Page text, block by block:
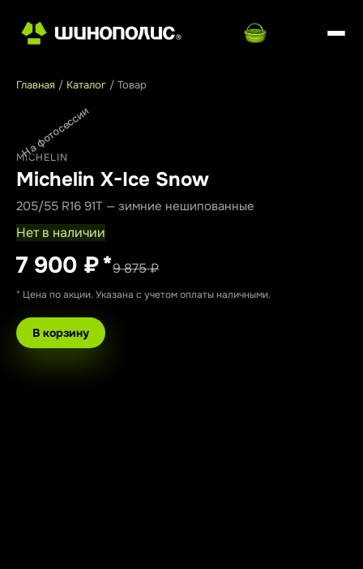
Главная / Каталог / Товар
На фотосессии
MICHELIN
Michelin X-Ice Snow
205/55 R16 91T — зимние нешипованные
Нет в наличии
7 900 ₽*9 875 ₽
* Цена по акции. Указана с учетом оплаты наличными.
В корзину